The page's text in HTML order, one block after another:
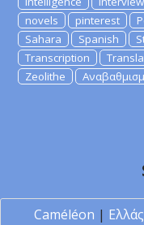
novels
pinterest
Sahara
Spanish
Transcription
Zeolithe
Caméléon | Ελλάς